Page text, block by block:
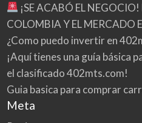
¡SE ACABÓ EL
COLOMBIA Y EL MERCADO
¿Como puedo invertir en
¡Aquí tienes una guía básica
el clasificado 402mts.com!
Guia basica para comprar
Meta